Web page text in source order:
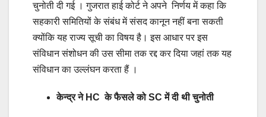
चुनोती दी गई । गुजरात हाई कोर्ट ने अपने निर्णय में कहा कि
सहकारी समितियों के संबंध में संसद कानून नहीं बना सकती
क्योंकि यह राज्य सूची का विषय है। इस आधार पर इस
संविधान संशोधन की उस सीमा तक रद्द कर दिया जहां तक यह
संविधान का उल्लंघन करता हैं ।
केन्द्र ने HC के फैसले को SC में दी थी चुनोती